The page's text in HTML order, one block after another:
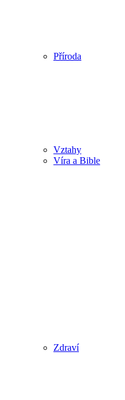
Příroda
Vztahy
Víra a Bible
Zdraví